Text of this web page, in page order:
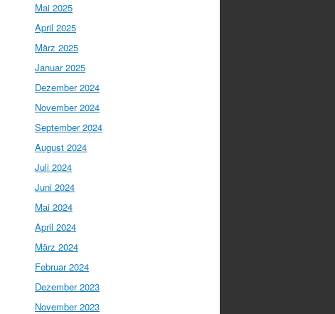
Mai 2025
April 2025
März 2025
Januar 2025
Dezember 2024
November 2024
September 2024
August 2024
Juli 2024
Juni 2024
Mai 2024
April 2024
März 2024
Februar 2024
Dezember 2023
November 2023